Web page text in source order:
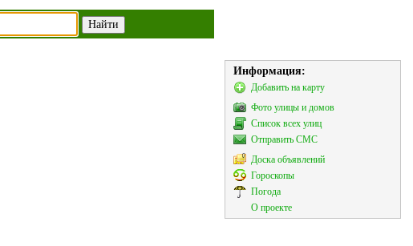
Информация:
Добавить на карту
Фото улицы и домов
Список всех улиц
Отправить СМС
Доска объявлений
Гороскопы
Погода
О проекте